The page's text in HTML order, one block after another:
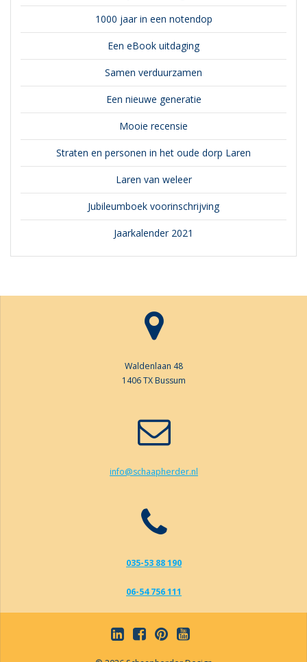
1000 jaar in een notendop
Een eBook uitdaging
Samen verduurzamen
Een nieuwe generatie
Mooie recensie
Straten en personen in het oude dorp Laren
Laren van weleer
Jubileumboek voorinschrijving
Jaarkalender 2021
Waldenlaan 48
1406 TX Bussum
info@schaapherder.nl
035-53 88 190
06-54 756 111